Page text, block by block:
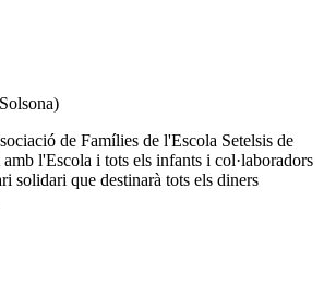
de Famílies de l'Escola Setelsis de
l'Escola i tots els infants i col·laboradors
solidari que destinarà tots els diners